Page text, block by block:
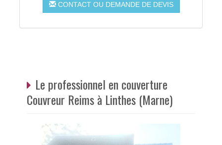
CONTACT OU DEMANDE DE DEVIS
Le professionnel en couverture
Couvreur Reims à Linthes (Marne)